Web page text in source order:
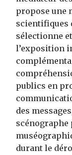
propose une
scientifiques
sélectionne
l’exposition
publics en
des
scénographe
durant le